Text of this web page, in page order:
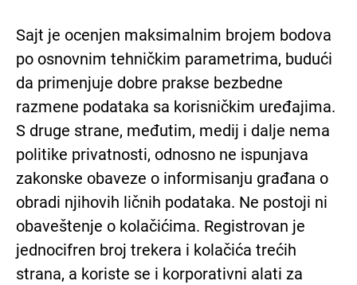
Sajt je ocenjen maksimalnim brojem bodova
po osnovnim tehničkim parametrima, budući
da primenjuje dobre prakse bezbedne
razmene podataka sa korisničkim uređajima.
S druge strane, međutim, medij i dalje nema
politike privatnosti, odnosno ne ispunjava
zakonske obaveze o informisanju građana o
obradi njihovih ličnih podataka. Ne postoji ni
obaveštenje o kolačićima. Registrovan je
jednocifren broj trekera i kolačića trećih
strana, a koriste se i korporativni alati za